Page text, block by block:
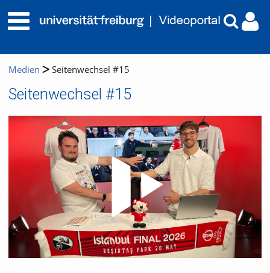
Medien Seitenwechsel #15
Seitenwechsel #15